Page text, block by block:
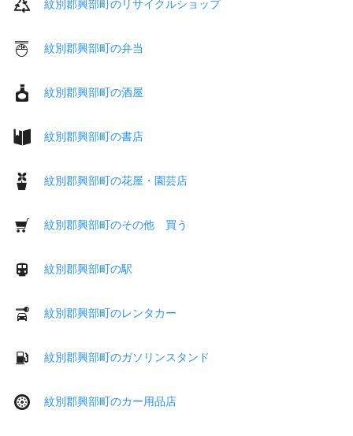
紋別郡興部町のリサイクルショップ
紋別郡興部町の弁当
紋別郡興部町の酒屋
紋別郡興部町の書店
紋別郡興部町の花屋・園芸店
紋別郡興部町のその他 買う
紋別郡興部町の駅
紋別郡興部町のレンタカー
紋別郡興部町のガソリンスタンド
紋別郡興部町のカー用品店